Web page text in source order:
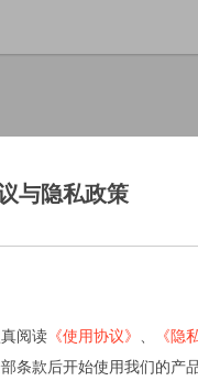
与隐私政策
阅读 《使用协议》 《隐
条款后开始使用我们的产